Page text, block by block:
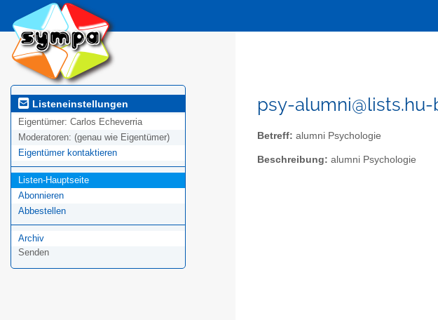
Listeneinstellungen
Eigentümer: Carlos Echeverria
Moderatoren: (genau wie Eigentümer)
Eigentümer kontaktieren
Listen-Hauptseite
Abonnieren
Abbestellen
Archiv
Senden
psy-
Betreff: alumni Psychologie
Beschreibung: alumni Psychologie